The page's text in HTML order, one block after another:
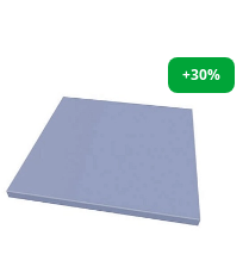
+30%